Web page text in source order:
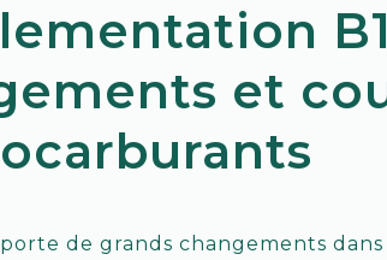
et
de grands changements dans